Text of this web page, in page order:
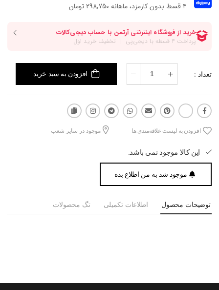
۴ قسط بدون کارمزد، ماهانه 298,750 تومان
تعداد : افزودن به سبد خرید
افزودن به لیست علاقه‌مندی ها موجود در سایر شعب
این کالا موجود نمی باشد.
موجود شد به من اطلاع بده
توضیحات محصول اطلاعات تکمیلی تگ محصولات